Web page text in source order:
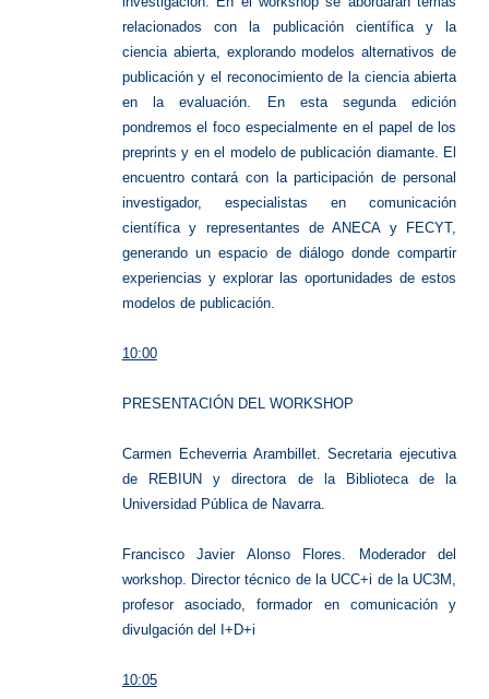
relacionados con la publicación científica y la
ciencia abierta, explorando modelos alternativos de
publicación y el reconocimiento de la ciencia abierta
en la evaluación. En esta segunda edición
pondremos el foco especialmente en el papel de los
preprints y en el modelo de publicación diamante. El
encuentro contará con la participación de personal
investigador, especialistas en comunicación
científica y representantes de ANECA y FECYT,
generando un espacio de diálogo donde compartir
experiencias y explorar las oportunidades de estos
modelos de publicación.
10:00
PRESENTACIÓN DEL WORKSHOP
Carmen Echeverria Arambillet. Secretaria ejecutiva
de REBIUN y directora de la Biblioteca de la
Universidad Pública de Navarra.
Francisco Javier Alonso Flores. Moderador del
workshop. Director técnico de la UCC+i de la UC3M,
profesor asociado, formador en comunicación y
divulgación del I+D+i
10:05